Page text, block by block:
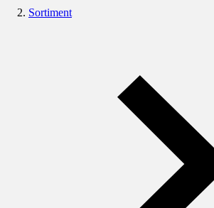
Sortiment